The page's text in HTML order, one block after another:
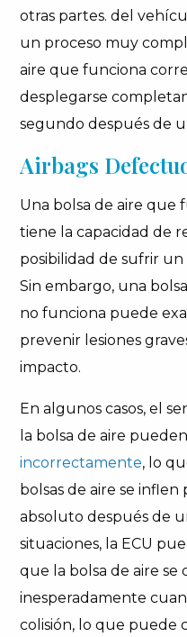
otras partes. del
un proceso muy
aire que funciona
desplegarse
segundo después de
Airbags
Una bolsa de aire
tiene la capacidad de
posibilidad de sufrir
Sin embargo, una
no funciona puede
prevenir lesiones
impacto.
En algunos casos, el
la bolsa de aire
incorrectamente, lo
bolsas de aire se
absoluto después de
situaciones, la ECU
que la bolsa de aire se
inesperadamente
colisión, lo que puede